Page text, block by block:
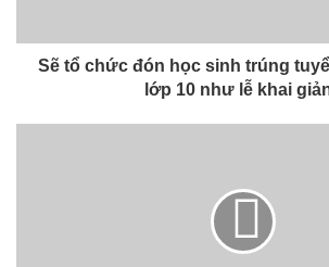
Sẽ tổ chức đón học sinh trúng
lớp 10 như lễ khai